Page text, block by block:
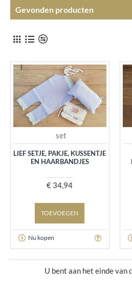
Gevonden producten
set
LIEF SETJE, PAKJE, KUSSENTJE
EN HAARBANDJES
€ 34,94
TOEVOEGEN
Nu kopen
U bent aan het einde van